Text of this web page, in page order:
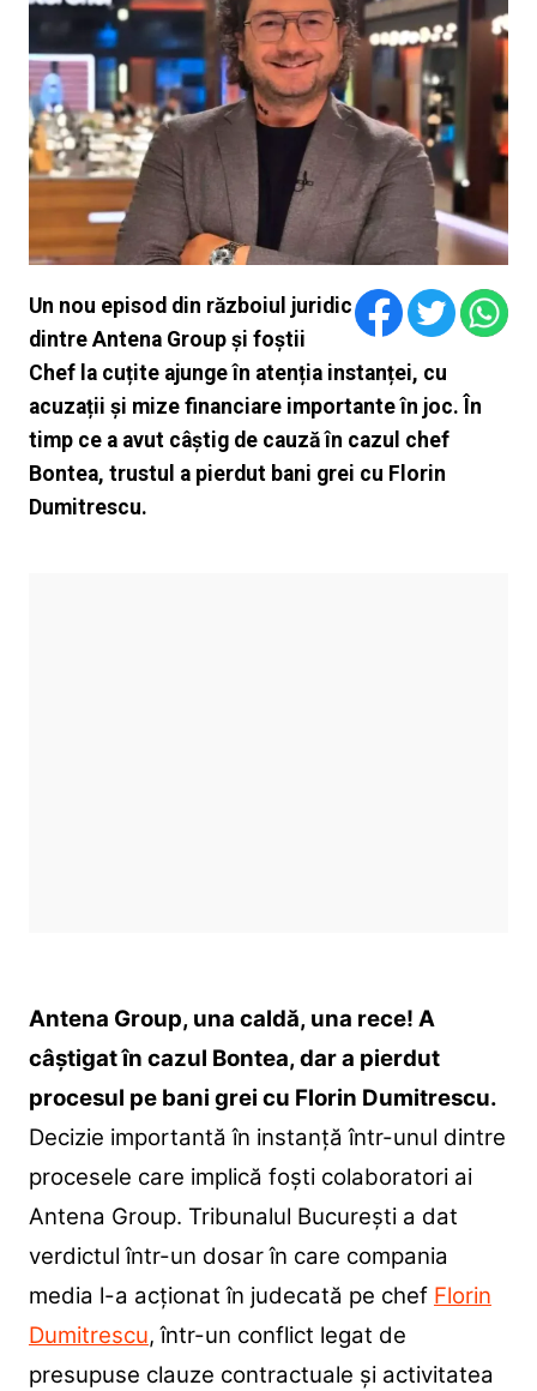
Un nou episod din războiul juridic
dintre Antena Group și foștii
Chef la cuțite ajunge în atenția instanței, cu
acuzații și mize financiare importante în joc. În
timp ce a avut câștig de cauză în cazul chef
Bontea, trustul a pierdut bani grei cu Florin
Dumitrescu.
Antena Group, una caldă, una rece! A
câștigat în cazul Bontea, dar a pierdut
procesul pe bani grei cu Florin Dumitrescu.
Decizie importantă în instanță într-unul dintre
procesele care implică foști colaboratori ai
Antena Group. Tribunalul București a dat
verdictul într-un dosar în care compania
media l-a acționat în judecată pe chef Florin
Dumitrescu, într-un conflict legat de
presupuse clauze contractuale și activitatea